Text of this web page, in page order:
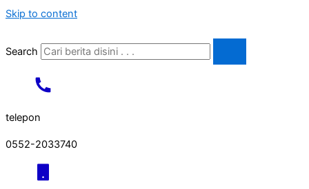
Skip to content
Search
telepon
0552-2033740